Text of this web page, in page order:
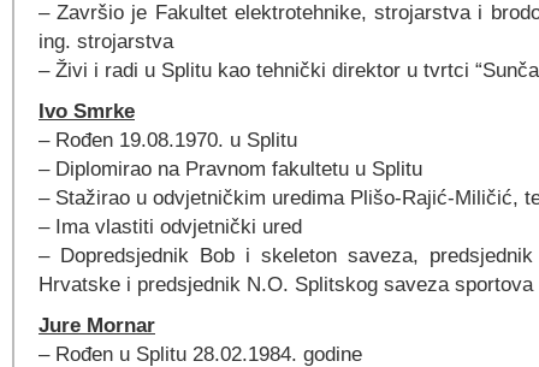
– Završio je Fakultet elektrotehnike, strojarstva i
ing. strojarstva
– Živi i radi u Splitu kao tehnički direktor u tvrtci
Ivo Smrke
– Rođen 19.08.1970. u Splitu
– Diplomirao na Pravnom fakultetu u Splitu
– Stažirao u odvjetničkim uredima Plišo-Rajić-Miličić,
– Ima vlastiti odvjetnički ured
– Dopredsjednik Bob i skeleton saveza,
Hrvatske i predsjednik N.O. Splitskog saveza sportova
Jure Mornar
– Rođen u Splitu 28.02.1984. godine